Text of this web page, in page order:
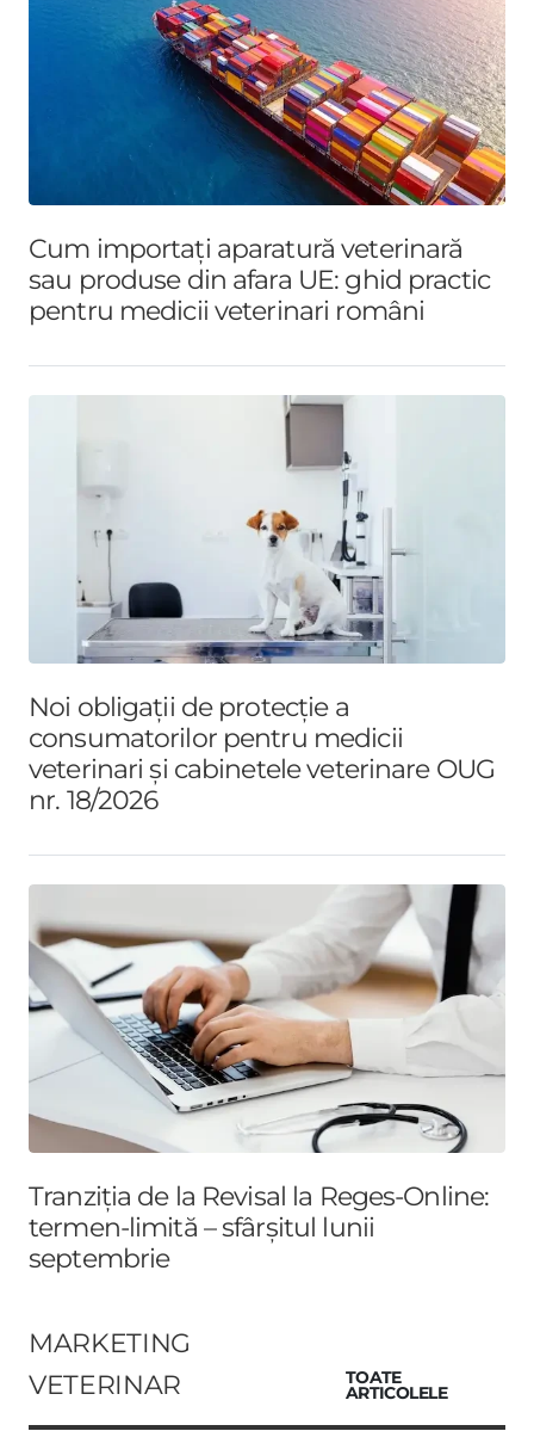
Cum importați aparatură veterinară
sau produse din afara UE: ghid practic
pentru medicii veterinari români
Noi obligații de protecție a
consumatorilor pentru medicii
veterinari și cabinetele veterinare OUG
nr. 18/2026
Tranziția de la Revisal la Reges-Online:
termen-limită – sfârșitul lunii
septembrie
MARKETING
VETERINAR
TOATE
ARTICOLELE